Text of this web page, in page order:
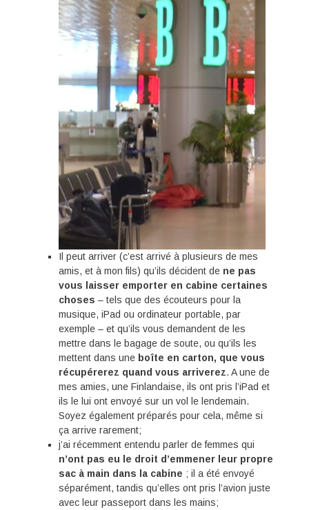
Il peut arriver (c’est arrivé à plusieurs de mes
amis, et à mon fils) qu’ils décident de ne pas
vous laisser emporter en cabine certaines
choses – tels que des écouteurs pour la
musique, iPad ou ordinateur portable, par
exemple – et qu’ils vous demandent de les
mettre dans le bagage de soute, ou qu’ils les
mettent dans une boîte en carton, que vous
récupérerez quand vous arriverez. A une de
mes amies, une Finlandaise, ils ont pris l’iPad et
ils le lui ont envoyé sur un vol le lendemain.
Soyez également préparés pour cela, même si
ça arrive rarement;
j’ai récemment entendu parler de femmes qui
n’ont pas eu le droit d’emmener leur propre
sac à main dans la cabine ; il a été envoyé
séparément, tandis qu’elles ont pris l’avion juste
avec leur passeport dans les mains;